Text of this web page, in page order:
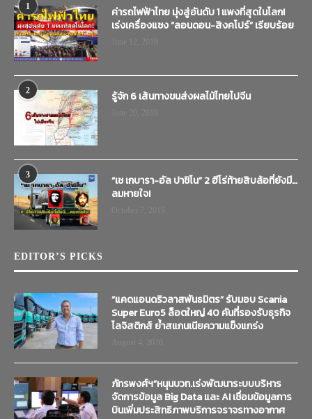
1
ค่ารถไฟฟ้าไทย มุ่งสู่อันดับ 1 แพงที่สุดในโลก!
เร่งเครื่องแซง “ลอนดอน-สิงคโปร์” เรียบร้อย
2 รู้จัก 6 เส้นทางขนส่งผลไม้ไทยไปจีน
3
“เช เกบารา-อัล ปาชิโน” 2 ฮีโร่ท้ายสิบล้อที่ยังมี…
ลมหายใจ!
EDITOR’S PICKS
“แคดแอนดริวลาสพันธมิตร” รับมอบ Scania
Super Euro5 ล็อตใหญ่ 40 คันที่รองรับธุรกิจ
โลจิสติกส์ ย้ำสแกนเนียความแข็งแกร่ง
ภัทรพงศ์ฯ”หนุนบวท.เร่งพัฒนาระบบบริหาร
จัดการข้อมูล Big Data และ AI เชื่อมข้อมูลการ
บินเพิ่มประสิทธิภาพบริการจราจรทางอากาศ